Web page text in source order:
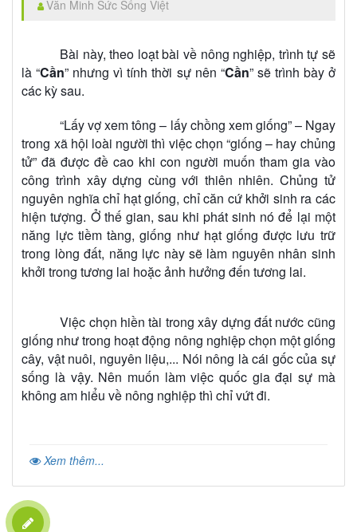
Văn Minh Sức Sống Việt
Bài này, theo loạt bài về nông nghiệp, trình tự sẽ
là “Cần” nhưng vì tính thời sự nên “Cần” sẽ trình bày ở
các kỳ sau.
“Lấy vợ xem tông – lấy chồng xem giống” – Ngay
trong xã hội loài người thì việc chọn “giống – hay chủng
tử” đã được đề cao khi con người muốn tham gia vào
công trình xây dựng cùng với thiên nhiên. Chủng tử
nguyên nghĩa chỉ hạt giống, chỉ căn cứ khởi sinh ra các
hiện tượng. Ở thế gian, sau khi phát sinh nó để lại một
năng lực tiềm tàng, giống như hạt giống được lưu trữ
trong lòng đất, năng lực này sẽ làm nguyên nhân sinh
khởi trong tương lai hoặc ảnh hưởng đến tương lai.
Việc chọn hiền tài trong xây dựng đất nước cũng
giống như trong hoạt động nông nghiệp chọn một giống
cây, vật nuôi, nguyên liệu,... Nói nông là cái gốc của sự
sống là vậy. Nên muốn làm việc quốc gia đại sự mà
không am hiểu về nông nghiệp thì chỉ vứt đi.
Xem thêm...